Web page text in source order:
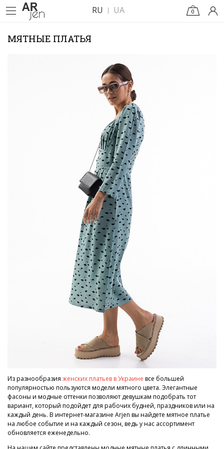
RU UA 0
МЯТНЫЕ ПЛАТЬЯ
Из разнообразия женских платьев в Украине все большей
популярностью пользуются модели мятного цвета. Элегантные
фасоны и модные оттенки позволяют девушкам подобрать тот
вариант, который подойдет для рабочих будней, праздников или на
каждый день. В интернет-магазине Arjen вы найдете мятное платье
на любое событие и на каждый сезон, ведь у нас ассортимент
обновляется еженедельно.